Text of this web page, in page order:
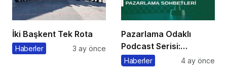
İki Başkent Tek Rota
Haberler 3 ay önce
Pazarlama Odaklı
Podcast Serisi:
Pazarlama Sohbetleri
Haberler 4 ay önce